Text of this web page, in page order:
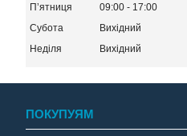
Пʼятниця
09:00
17:00
Субота
Вихідний
Неділя
Вихідний
ПОКУПУЯМ